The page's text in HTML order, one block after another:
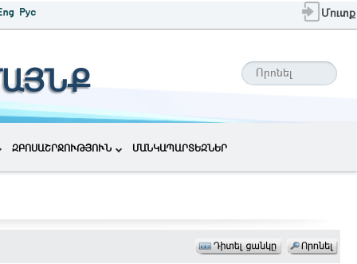
Մուտք
ԶԲՈՍԱՇՐՋՈՒԹՅՈՒՆ ՄԱՆԿԱՊԱՐՏԵԶՆԵՐ